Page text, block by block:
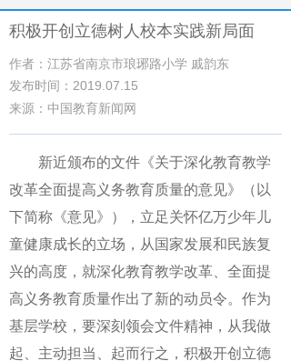
积极开创立德树人校本实践新局面
作者：江苏省南京市琅琊路小学 戚韵东
发布时间：2019.07.15
来源：中国教育新闻网
新近颁布的文件《关于深化教育教学
改革全面提高义务教育质量的意见》（以
下简称《意见》），立足关怀亿万少年儿
童健康成长的立场，从国家发展和民族复
兴的高度，就深化教育教学改革、全面提
高义务教育质量作出了新的动员令。作为
基层学校，要深刻领会文件精神，从我做
起、主动担当、起而行之，积极开创立德